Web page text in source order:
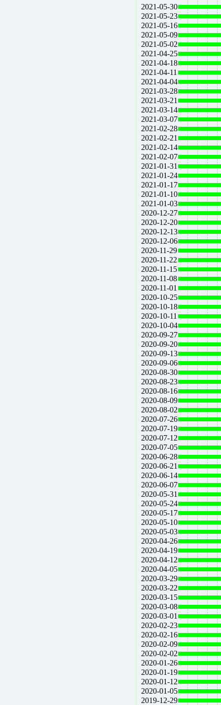
2021-05-30
2021-05-23
2021-05-16
2021-05-09
2021-05-02
2021-04-25
2021-04-18
2021-04-11
2021-04-04
2021-03-28
2021-03-21
2021-03-14
2021-03-07
2021-02-28
2021-02-21
2021-02-14
2021-02-07
2021-01-31
2021-01-24
2021-01-17
2021-01-10
2021-01-03
2020-12-27
2020-12-20
2020-12-13
2020-12-06
2020-11-29
2020-11-22
2020-11-15
2020-11-08
2020-11-01
2020-10-25
2020-10-18
2020-10-11
2020-10-04
2020-09-27
2020-09-20
2020-09-13
2020-09-06
2020-08-30
2020-08-23
2020-08-16
2020-08-09
2020-08-02
2020-07-26
2020-07-19
2020-07-12
2020-07-05
2020-06-28
2020-06-21
2020-06-14
2020-06-07
2020-05-31
2020-05-24
2020-05-17
2020-05-10
2020-05-03
2020-04-26
2020-04-19
2020-04-12
2020-04-05
2020-03-29
2020-03-22
2020-03-15
2020-03-08
2020-03-01
2020-02-23
2020-02-16
2020-02-09
2020-02-02
2020-01-26
2020-01-19
2020-01-12
2020-01-05
2019-12-29